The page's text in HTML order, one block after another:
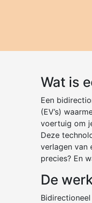
Wat is
Een
(EV’s)
voertuig om
Deze
verlagen van
precies? En
De